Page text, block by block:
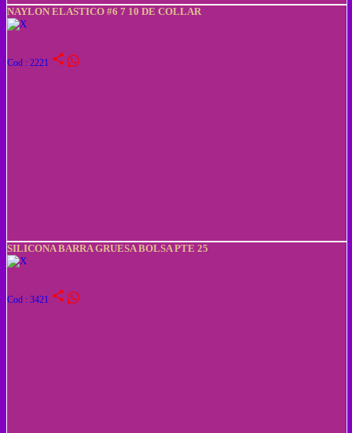
NAYLON ELASTICO #6 7 10 DE COLLAR
Cod : 2221 share
SILICONA BARRA GRUESA BOLSA PTE 25
Cod : 3421 share